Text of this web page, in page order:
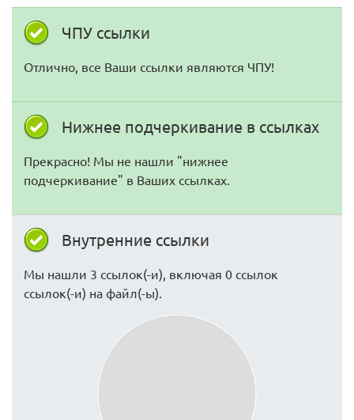
ЧПУ ссылки
Отлично, все Ваши ссылки являются ЧПУ!
Нижнее подчеркивание в ссылках
Прекрасно! Мы не нашли "нижнее
подчеркивание" в Ваших ссылках.
Внутренние ссылки
Мы нашли 3 ссылок(-и), включая 0 ссылок
ссылок(-и) на файл(-ы).